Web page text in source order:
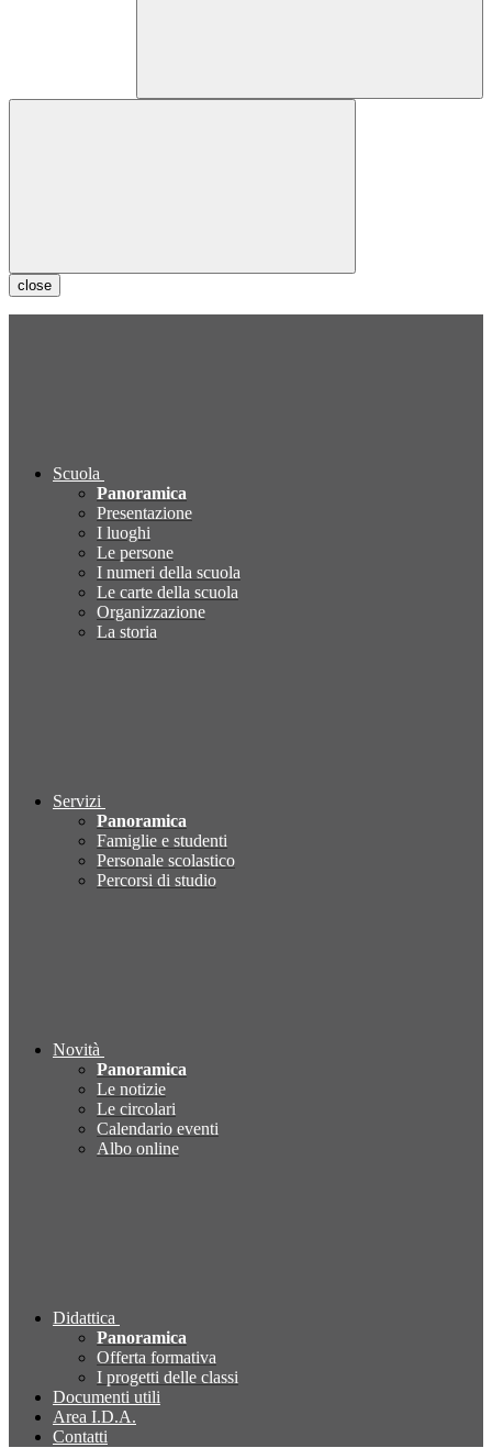
close
Scuola
Panoramica
Presentazione
I luoghi
Le persone
I numeri della scuola
Le carte della scuola
Organizzazione
La storia
Servizi
Panoramica
Famiglie e studenti
Personale scolastico
Percorsi di studio
Novità
Panoramica
Le notizie
Le circolari
Calendario eventi
Albo online
Didattica
Panoramica
Offerta formativa
I progetti delle classi
Documenti utili
Area I.D.A.
Contatti